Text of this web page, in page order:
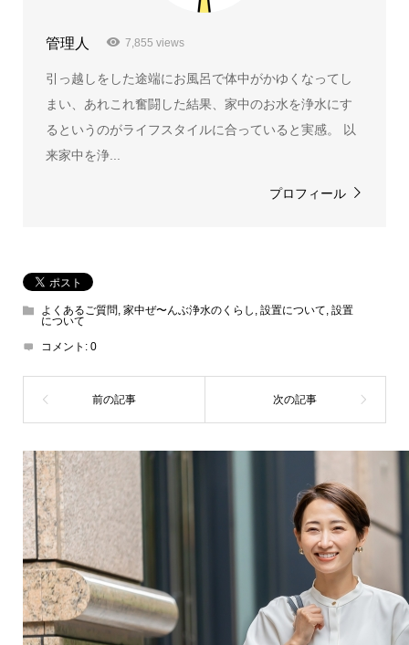
管理人 7,855 views
引っ越しをした途端にお風呂で体中がかゆくなってし
まい、あれこれ奮闘した結果、家中のお水を浄水にす
るというのがライフスタイルに合っていると実感。 以
来家中を浄...
プロフィール
よくあるご質問, 家中ぜ〜んぶ浄水のくらし , 設置について, 設置
について
コメント: 0